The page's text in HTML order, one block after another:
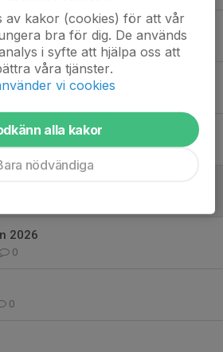
0
0
2026
0
0
av kakor (cookies) för att vår
bra för dig. De används
i syfte att hjälpa oss att
våra tjänster.
vi cookies
alla kakor
nödvändiga